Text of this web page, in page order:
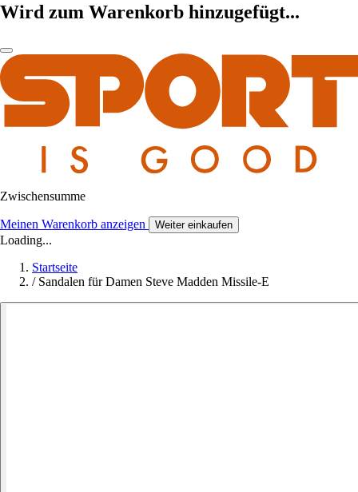
Wird zum Warenkorb hinzugefügt...
Zwischensumme
Meinen Warenkorb anzeigen Weiter einkaufen
Loading...
Startseite
/ Sandalen für Damen Steve Madden Missile-E